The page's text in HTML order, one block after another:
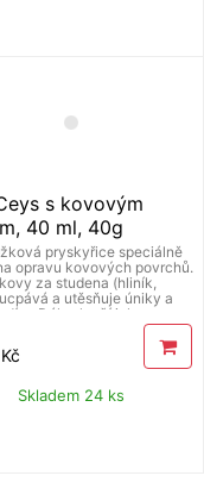
s kovovým
40 ml, 40g
pryskyřice speciálně
opravu kovových povrchů.
za studena (hliník,
a utěsňuje úniky a
díry. Dále slouží jako
film proti oxidaci a
Odolný vůči
teplotám od -50 °C do
a minerálním výrobkům.
času nepraská. Má
Kč
Skladem 24 ks